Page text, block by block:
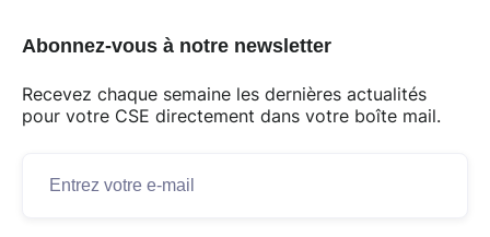
Abonnez-vous à notre newsletter
Recevez chaque semaine les dernières actualités
pour votre CSE directement dans votre boîte mail.